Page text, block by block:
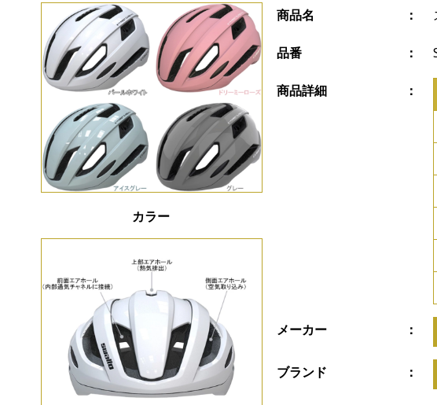
カラー
商品名
品番
商品詳細
メーカー
ブランド